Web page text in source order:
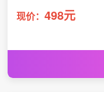
现价： 498元